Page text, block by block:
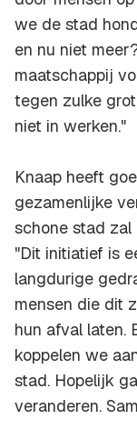
we de stad
en nu niet
maatschappij
tegen zulke
niet in werken."
Knaap heeft
gezamenlijke
schone stad zal
"Dit initiatief is
langdurige
mensen die dit
hun afval laten.
koppelen we
stad. Hopelijk
veranderen.